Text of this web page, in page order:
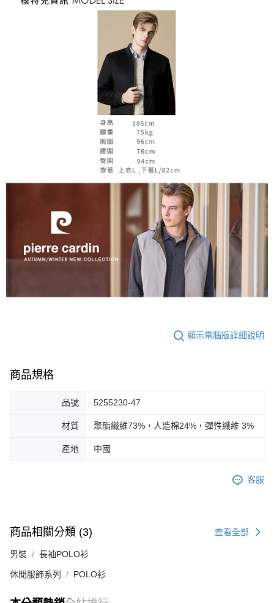
顯示電腦版詳細說明
商品規格
品號 5255230-47
材質 聚酯纖維73%，人造棉24%，彈性纖維 3%
產地 中國
客服
商品相關分類 (3) 查看全部
男裝 長袖POLO衫
休閒服飾系列 POLO衫